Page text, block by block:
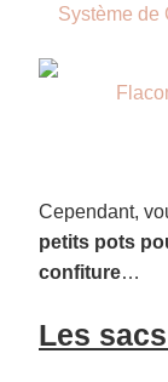
Système de
Cependant,
petits pots
confiture…
Les